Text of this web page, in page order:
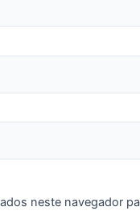
neste navegador